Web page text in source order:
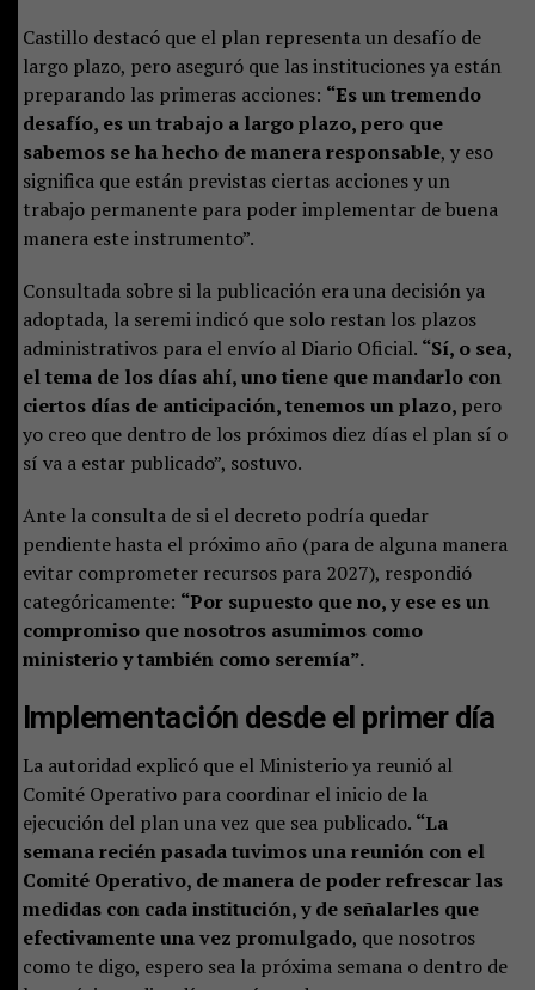
Castillo destacó que el plan representa un desafío de
largo plazo, pero aseguró que las instituciones ya están
preparando las primeras acciones: “Es un tremendo
desafío, es un trabajo a largo plazo, pero que
sabemos se ha hecho de manera responsable, y eso
significa que están previstas ciertas acciones y un
trabajo permanente para poder implementar de buena
manera este instrumento”.
Consultada sobre si la publicación era una decisión ya
adoptada, la seremi indicó que solo restan los plazos
administrativos para el envío al Diario Oficial. “Sí, o sea,
el tema de los días ahí, uno tiene que mandarlo con
ciertos días de anticipación, tenemos un plazo, pero
yo creo que dentro de los próximos diez días el plan sí o
sí va a estar publicado”, sostuvo.
Ante la consulta de si el decreto podría quedar
pendiente hasta el próximo año (para de alguna manera
evitar comprometer recursos para 2027), respondió
categóricamente: “Por supuesto que no, y ese es un
compromiso que nosotros asumimos como
ministerio y también como seremía”.
Implementación desde el primer día
La autoridad explicó que el Ministerio ya reunió al
Comité Operativo para coordinar el inicio de la
ejecución del plan una vez que sea publicado. “La
semana recién pasada tuvimos una reunión con el
Comité Operativo, de manera de poder refrescar las
medidas con cada institución, y de señalarles que
efectivamente una vez promulgado, que nosotros
como te digo, espero sea la próxima semana o dentro de